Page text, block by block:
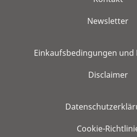
Newsletter
Einkaufsbedingungen und
Disclaimer
Cookie-